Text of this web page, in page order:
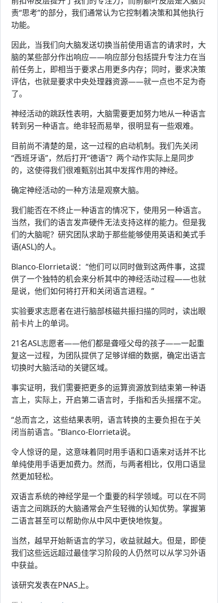
责“思考”的部分，我们通常认为它控制着决策和其他执行
功能。
因此，当我们向大脑发送切换当前使用语言的请求时，大
脑的某些部分作出响应——响应部分包括提升专注力在当
前任务上，即相当于要求占用更多内存；同时，要求决策
评估，也就是要求中央处理器资源——就一点也不足为奇
了。
神经活动的跳跃性表明，大脑需要更加努力地从一种语言
转到另一种语言。绝非轻而易举，很明显有一些艰难。
目前尚不清楚的是，这一过程的启动机制。我们先关闭
“西班牙语”，然后打开“德语”？两个动作实际上是同步
的，这使得我们很难甄别出其中发挥作用的神经。
确定神经活动的一种方法是观察大脑。
我们能否在不终止一种语言的情况下，使用另一种语言。
当然，我们的语言发声硬件无法支持这样的能力。但是我
们的大脑呢？研究团队求助于那些能够使用英语和美式手
语(ASL)的人。
Blanco-Elorrieta说：“他们可以同时做到这两件事，这提
供了一个独特的机会来分析其中的神经活动过程——也就
是说，他们如何将打开和关闭语言进程。”
实验要求志愿者在进行脑部核磁共振扫描的同时，读出眼
前卡片上的单词。
21名ASL志愿者——他们都是聋哑父母的孩子——一起重
复这一过程，为团队提供了足够详细的数据，确定出语言
切换时大脑活动的关键区域。
事实证明，我们需要把更多的运算资源放到结束第一种语
言上，实际上，开启第二语言时，手指和舌头摇摆不定。
“总而言之，这些结果表明，语言转换的主要负担在于关
闭当前语言。”Blanco-Elorrieta说。
令人惊讶的是，这意味着同时用手语和口语来对话并不比
单纯使用手语更加费力。然而，与两者相比，仅用口语显
然更加轻松。
双语言系统的神经学是一个重要的科学领域。可以在不同
语言之间跳跃的大脑通常会产生轻微的认知优势。掌握第
二语言甚至可以帮助你从中风中更快地恢复。
当然，越早开始新语言的学习，收益就越大。但是，即使
我们这些远远超过最佳学习阶段的人仍然可以从学习外语
中获益。
该研究发表在PNAS上。